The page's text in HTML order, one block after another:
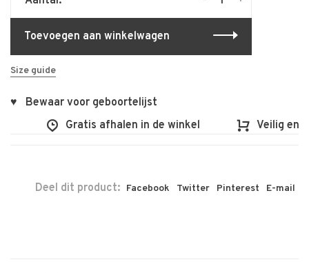
Toevoegen aan winkelwagen
Size guide
♥ Bewaar voor geboortelijst
Gratis afhalen in de winkel
Veilig en
Deel dit product: Facebook Twitter Pinterest E-mail